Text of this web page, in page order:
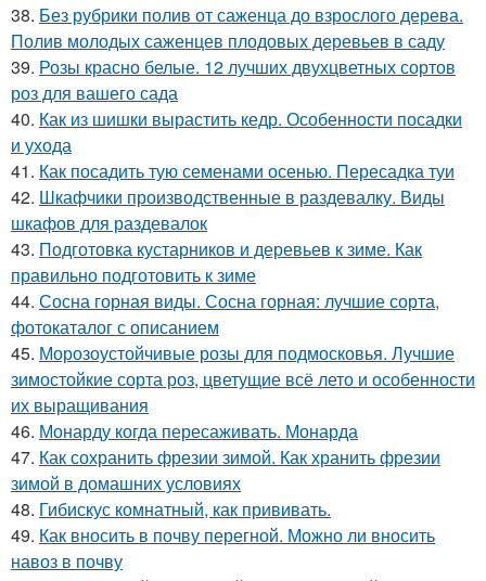
38. Без рубрики полив от саженца до взрослого дерева.
Полив молодых саженцев плодовых деревьев в саду
39. Розы красно белые. 12 лучших двухцветных сортов
роз для вашего сада
40. Как из шишки вырастить кедр. Особенности посадки
и ухода
41. Как посадить тую семенами осенью. Пересадка туи
42. Шкафчики производственные в раздевалку. Виды
шкафов для раздевалок
43. Подготовка кустарников и деревьев к зиме. Как
правильно подготовить к зиме
44. Сосна горная виды. Сосна горная: лучшие сорта,
фотокаталог с описанием
45. Морозоустойчивые розы для подмосковья. Лучшие
зимостойкие сорта роз, цветущие всё лето и особенности
их выращивания
46. Монарду когда пересаживать. Монарда
47. Как сохранить фрезии зимой. Как хранить фрезии
зимой в домашних условиях
48. Гибискус комнатный, как прививать.
49. Как вносить в почву перегной. Можно ли вносить
навоз в почву